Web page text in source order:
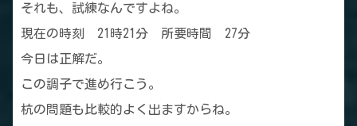
それも、試練なんですよね。
現在の時刻 21時21分 所要時間 27分
今日は正解だ。
この調子で進め行こう。
杭の問題も比較的よく出ますからね。